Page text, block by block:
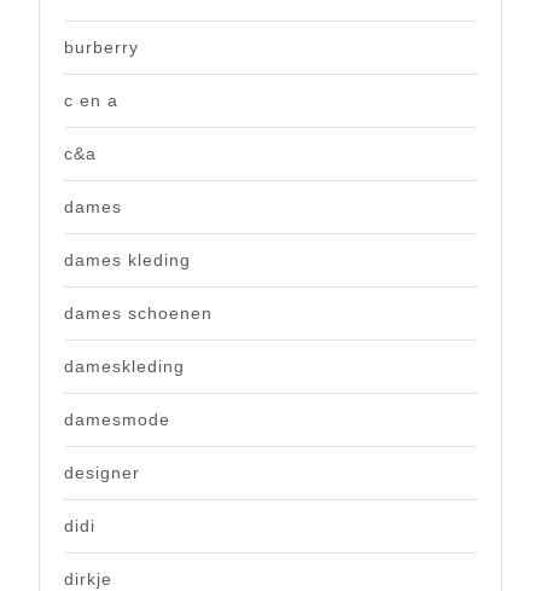
burberry
c en a
c&a
dames
dames kleding
dames schoenen
dameskleding
damesmode
designer
didi
dirkje